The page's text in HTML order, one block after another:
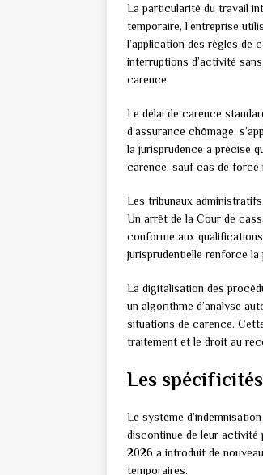
La particularité du travail
temporaire, l’entreprise
l’application des règles de
interruptions d’activité
carence.
Le délai de carence
d’assurance chômage,
la jurisprudence a précisé
carence, sauf cas de force
Les tribunaux
Un arrêt de la Cour de
conforme aux
jurisprudentielle renforce la
La digitalisation des
un algorithme d’analyse
situations de carence.
traitement et le droit au
Les
Le système
discontinue de leur activité
2026 a introduit de
temporaires.